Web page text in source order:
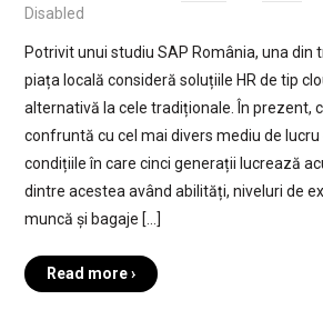
Disabled
Potrivit unui studiu SAP România, una din
piața locală consideră soluțiile HR de tip
alternativă la cele tradiționale. În prezent,
confruntă cu cel mai divers mediu de lucru
condițiile în care cinci generații lucrează
dintre acestea având abilități, niveluri de
muncă și bagaje […]
Read more ›